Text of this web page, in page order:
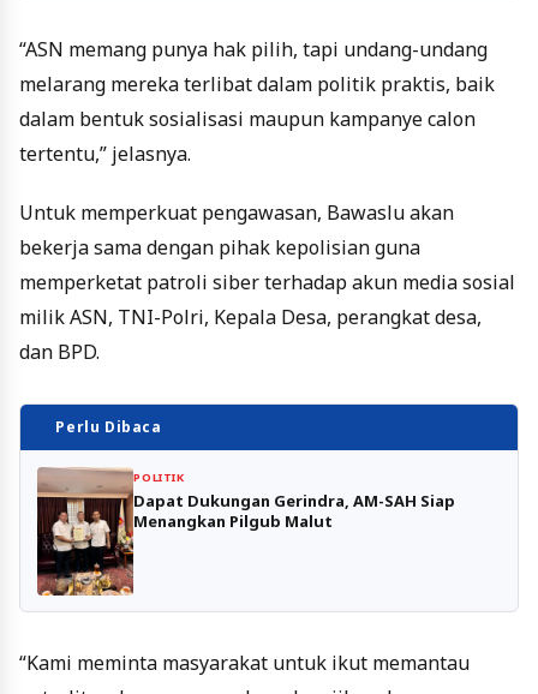
“ASN memang punya hak pilih, tapi undang-undang
melarang mereka terlibat dalam politik praktis, baik
dalam bentuk sosialisasi maupun kampanye calon
tertentu,” jelasnya.
Untuk memperkuat pengawasan, Bawaslu akan
bekerja sama dengan pihak kepolisian guna
memperketat patroli siber terhadap akun media sosial
milik ASN, TNI-Polri, Kepala Desa, perangkat desa,
dan BPD.
Perlu Dibaca
POLITIK
Dapat Dukungan Gerindra, AM-SAH Siap
Menangkan Pilgub Malut
“Kami meminta masyarakat untuk ikut memantau